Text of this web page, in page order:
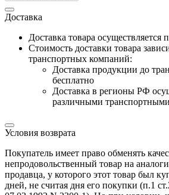
Доставка
Доставка товара осуществляется
Cтоимость доставки товара
транспортных компаний:
Доставка продукции до
бесплатно
Доставка в регионы РФ
различными
Условия возврата
Покупатель имеет право обменять
непродовольственный товар на
продавца, у которого этот товар был
дней, не считая дня его покупки (п.1